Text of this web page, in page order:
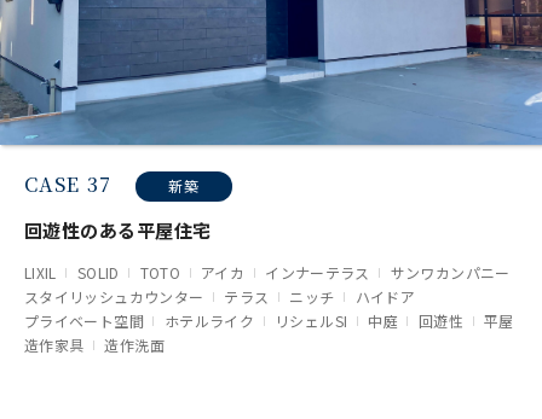
CASE 37 新築
回遊性のある平屋住宅
LIXIL SOLID TOTO アイカ インナーテラス
サンワカンパニー
スタイリッシュカウンター
テラス ニッチ
ハイドア
プライベート空間
ホテルライク リシェルSI 中庭 回遊性
平屋
造作家具
造作洗面